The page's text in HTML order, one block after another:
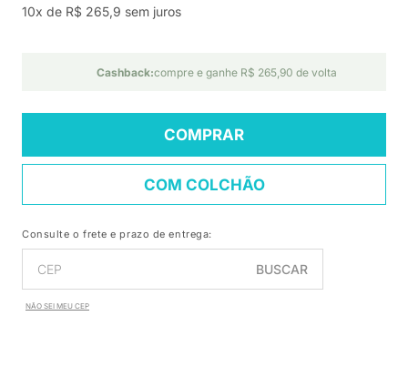
10x de R$ 265,9 sem juros
Cashback:compre e ganhe R$ 265,90 de volta
COMPRAR
COM COLCHÃO
Consulte o frete e prazo de entrega:
BUSCAR
NÃO SEI MEU CEP